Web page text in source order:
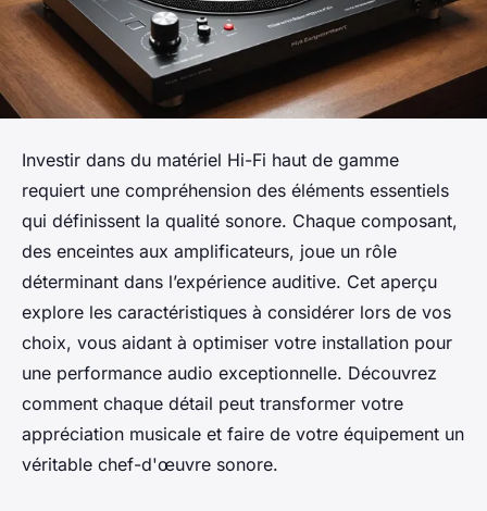
Investir dans du matériel Hi-Fi haut de gamme
requiert une compréhension des éléments essentiels
qui définissent la qualité sonore. Chaque composant,
des enceintes aux amplificateurs, joue un rôle
déterminant dans l’expérience auditive. Cet aperçu
explore les caractéristiques à considérer lors de vos
choix, vous aidant à optimiser votre installation pour
une performance audio exceptionnelle. Découvrez
comment chaque détail peut transformer votre
appréciation musicale et faire de votre équipement un
véritable chef-d'œuvre sonore.